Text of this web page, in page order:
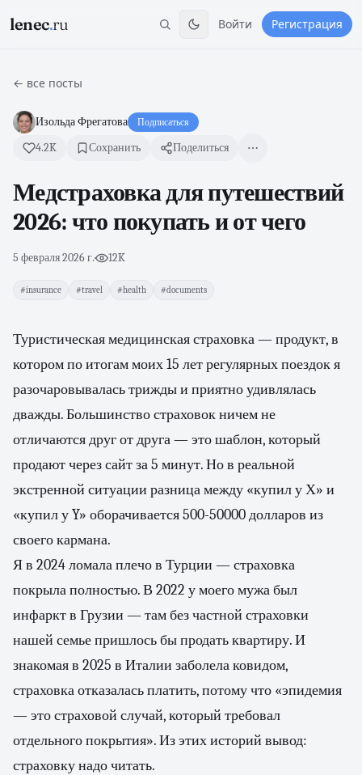
lenec.ru Войти Регистрация
← все посты
Изольда Фрегатова Подписаться
4.2K Сохранить Поделиться
Медстраховка для путешествий
2026: что покупать и от чего
5 февраля 2026 г.· 12K
#insurance #travel #health #documents
Туристическая медицинская страховка — продукт, в
котором по итогам моих 15 лет регулярных поездок я
разочаровывалась трижды и приятно удивлялась
дважды. Большинство страховок ничем не
отличаются друг от друга — это шаблон, который
продают через сайт за 5 минут. Но в реальной
экстренной ситуации разница между «купил у Х» и
«купил у Y» оборачивается 500-50000 долларов из
своего кармана.
Я в 2024 ломала плечо в Турции — страховка
покрыла полностью. В 2022 у моего мужа был
инфаркт в Грузии — там без частной страховки
нашей семье пришлось бы продать квартиру. И
знакомая в 2025 в Италии заболела ковидом,
страховка отказалась платить, потому что «эпидемия
— это страховой случай, который требовал
отдельного покрытия». Из этих историй вывод:
страховку надо читать.